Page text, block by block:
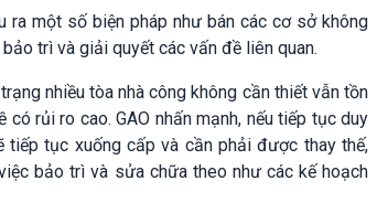
ra một số biện pháp như bán các cơ sở không
trì và giải quyết các vấn đề liên quan.
nhiều tòa nhà công không cần thiết vẫn tồn
rủi ro cao. GAO nhấn mạnh, nếu tiếp tục duy
tục xuống cấp và cần phải được thay thế,
bảo trì và sửa chữa theo như các kế hoạch